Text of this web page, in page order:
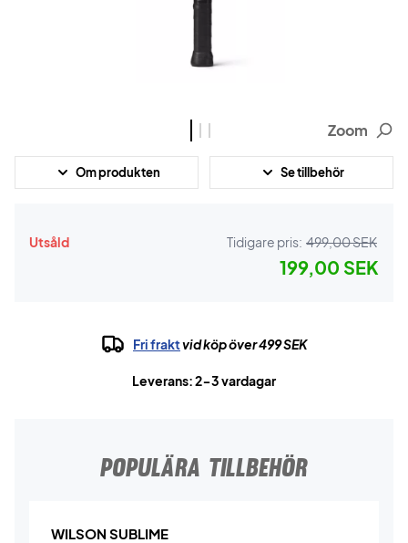
Zoom
Om produkten Se tillbehör
Utsåld Tidigare pris: 499,00 SEK
199,00 SEK
Fri fraktvid köp över 499 SEK
Leverans: 2-3 vardagar
POPULÄRA TILLBEHÖR
WILSON SUBLIME